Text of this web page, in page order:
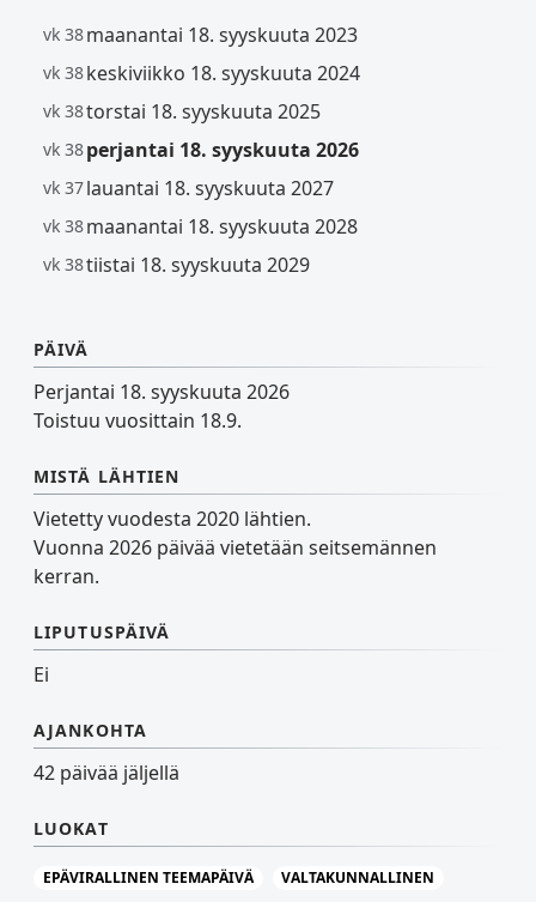
vk 38maanantai 18. syyskuuta 2023
vk 38keskiviikko 18. syyskuuta 2024
vk 38torstai 18. syyskuuta 2025
vk 38perjantai 18. syyskuuta 2026
vk 37lauantai 18. syyskuuta 2027
vk 38maanantai 18. syyskuuta 2028
vk 38tiistai 18. syyskuuta 2029
PÄIVÄ
Perjantai 18. syyskuuta 2026
Toistuu vuosittain 18.9.
MISTÄ LÄHTIEN
Vietetty vuodesta 2020 lähtien.
Vuonna 2026 päivää vietetään seitsemännen
kerran.
LIPUTUSPÄIVÄ
Ei
AJANKOHTA
42 päivää jäljellä
LUOKAT
EPÄVIRALLINEN TEEMAPÄIVÄ VALTAKUNNALLINEN